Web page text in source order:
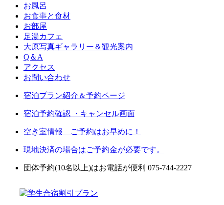
お風呂
お食事と食材
お部屋
足湯カフェ
大原写真ギャラリー＆観光案内
Q＆A
アクセス
お問い合わせ
宿泊プラン紹介＆予約ページ
宿泊予約確認 ・キャンセル画面
空き室情報 ご予約はお早めに！
現地決済の場合はご予約金が必要です。
団体予約(10名以上)はお電話が便利 075-744-2227